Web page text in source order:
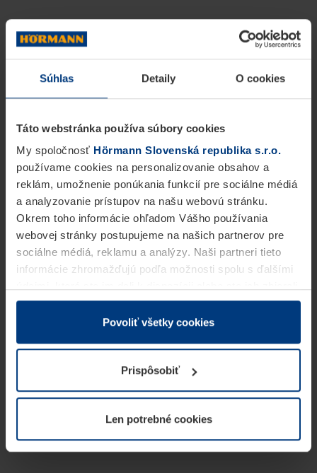
Súhlas Detaily O cookies
Táto webstránka používa súbory cookies
My spoločnosť Hörmann Slovenská republika s.r.o.
používame cookies na personalizovanie obsahov a
reklám, umožnenie ponúkania funkcií pre sociálne médiá
a analyzovanie prístupov na našu webovú stránku.
Okrem toho informácie ohľadom Vášho používania
webovej stránky postupujeme na našich partnerov pre
sociálne médiá, reklamu a analýzy. Naši partneri tieto
informácie zhromažďujú podľa možnosti spolu s ďalšími
v rámci Vášho využívania služieb.
Z právneho hľadiska môžeme cookies ukladať na Vašom
prevádzku tejto stránky. Pre všetky ostatné typy cookie
potrebujeme Vaše povolenie. Vaše povolenie môžete
kedykoľvek zmeniť alebo odvolať vo vysvetlení cookie
našej webovej stránky.
Povoliť všetky cookies
Prispôsobiť
Len potrebné cookies